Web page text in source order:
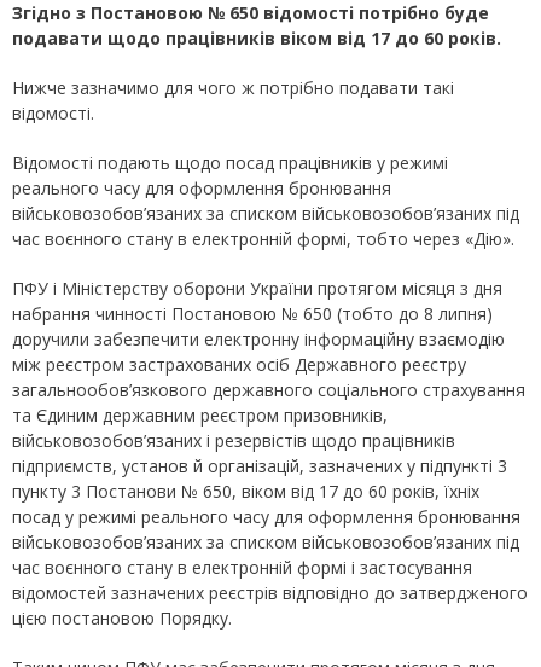
Згідно з Постановою № 650 відомості потрібно буде
подавати щодо працівників віком від 17 до 60 років.
Нижче зазначимо для чого ж потрібно подавати такі
відомості.
Відомості подають щодо посад працівників у режимі
реального часу для оформлення бронювання
військовозобов’язаних за списком військовозобов’язаних під
час воєнного стану в електронній формі, тобто через «Дію».
ПФУ і Міністерству оборони України протягом місяця з дня
набрання чинності Постановою № 650 (тобто до 8 липня)
доручили забезпечити електронну інформаційну взаємодію
між реєстром застрахованих осіб Державного реєстру
загальнообов’язкового державного соціального страхування
та Єдиним державним реєстром призовників,
військовозобов’язаних і резервістів щодо працівників
підприємств, установ й організацій, зазначених у підпункті 3
пункту 3 Постанови № 650, віком від 17 до 60 років, їхніх
посад у режимі реального часу для оформлення бронювання
військовозобов’язаних за списком військовозобов’язаних під
час воєнного стану в електронній формі і застосування
відомостей зазначених реєстрів відповідно до затвердженого
цією постановою Порядку.